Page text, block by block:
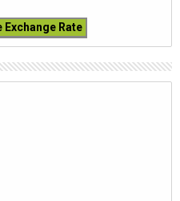
Exchange Rate